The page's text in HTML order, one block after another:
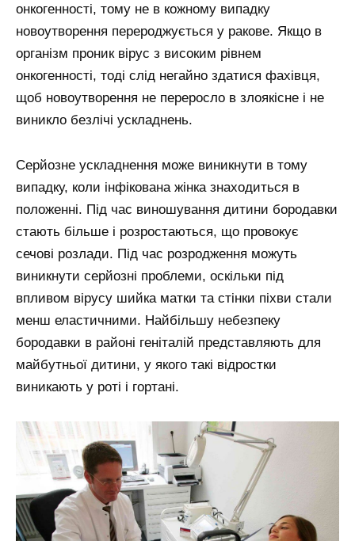
онкогенності, тому не в кожному випадку
новоутворення перероджується у ракове. Якщо в
організм проник вірус з високим рівнем
онкогенності, тоді слід негайно здатися фахівця,
щоб новоутворення не переросло в злоякісне і не
виникло безлічі ускладнень.
Серйозне ускладнення може виникнути в тому
випадку, коли інфікована жінка знаходиться в
положенні. Під час виношування дитини бородавки
стають більше і розростаються, що провокує
сечові розлади. Під час розродження можуть
виникнути серйозні проблеми, оскільки під
впливом вірусу шийка матки та стінки піхви стали
менш еластичними. Найбільшу небезпеку
бородавки в районі геніталій представляють для
майбутньої дитини, у якого такі відростки
виникають у роті і гортані.